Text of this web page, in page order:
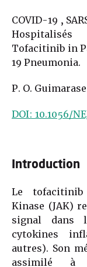
COVID-19 ,
Hospitalisés
Tofacitinib in
19 Pneumonia.
P. O.
DOI: 10.1056/
Introduction
Le tofacitinib
Kinase (JAK)
signal dans
cytokines
autres). Son
assimilé à